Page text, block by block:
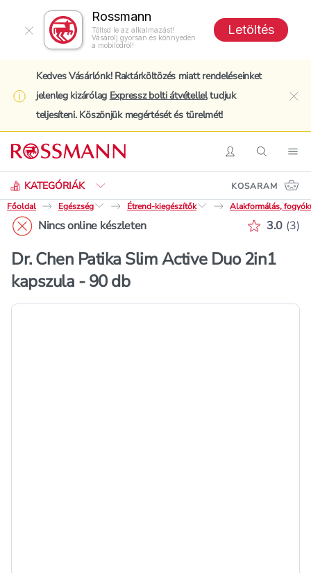
Rossmann
Töltsd le az alkalmazást!
Vásárolj gyorsan és könnyedén
a mobilodról!
Letöltés
Kedves Vásárlónk! Raktárköltözés miatt rendeléseinket
jelenleg kizárólag Expressz bolti átvételleltudjuk
teljesíteni. Köszönjük megértését és türelmét!
BelépésKeresés
KATEGÓRIÁK
Keresés
KOSARAM
Főoldal
Egészség Étrend-kiegészítők Alakformálás,
Nincs online készleten 3.0 (3)
Dr. Chen Patika Slim Active Duo 2in1
kapszula - 90 db